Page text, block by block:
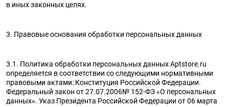
в иных законных целях.
3. Правовые основания обработки персональных данных
3.1. Политика обработки персональных данных Aptstore.ru
определяется в соответствии со следующими нормативными
правовыми актами: Конституция Российской Федерации.
Федеральный закон от 27.07.2006№ 152-ФЗ «О персональных
данных». Указ Президента Российской Федерации от 06 марта